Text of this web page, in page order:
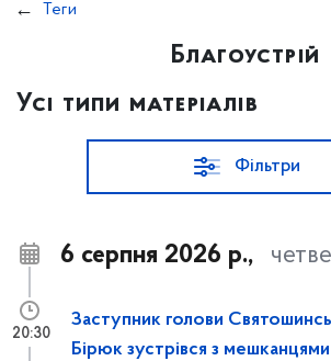
Теги
Благоустрій
Усі типи матеріалів
Фільтри
6 серпня 2026 р.,
Заступник голови
Бірюк зустрівся з
20:30